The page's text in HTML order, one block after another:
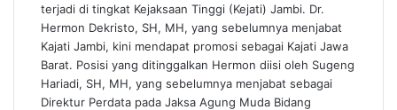
terjadi di tingkat Kejaksaan Tinggi (Kejati) Jambi. Dr.
Hermon Dekristo, SH, MH, yang sebelumnya menjabat
Kajati Jambi, kini mendapat promosi sebagai Kajati Jawa
Barat. Posisi yang ditinggalkan Hermon diisi oleh Sugeng
Hariadi, SH, MH, yang sebelumnya menjabat sebagai
Direktur Perdata pada Jaksa Agung Muda Bidang